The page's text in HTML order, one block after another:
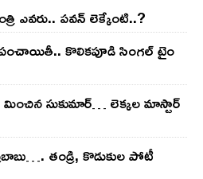
ఎవ‌రు.. ప‌వ‌న్ లెక్కేంటి..?
కొలిక‌పూడి సింగ‌ల్ టైం
సుకుమార్‌… లెక్క‌ల మాస్టార్
తండ్రి, కొడుకుల పోటీ